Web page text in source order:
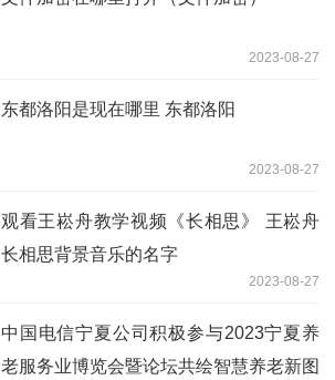
2023-08-27
东都洛阳是现在哪里 东都洛阳
2023-08-27
观看王崧舟教学视频《长相思》 王崧舟
长相思背景音乐的名字
2023-08-27
中国电信宁夏公司积极参与2023宁夏养
老服务业博览会暨论坛共绘智慧养老新图